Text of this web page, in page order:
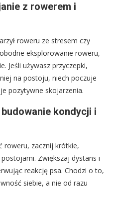
z rowerem i
roweru ze stresem czy
eksplorowanie roweru,
Jeśli używasz przyczepki,
na postoju, niech poczuje
pozytywne skojarzenia.
kondycji i
roweru, zacznij krótkie,
Zwiększaj dystans i
reakcję psa. Chodzi o to,
siebie, a nie od razu